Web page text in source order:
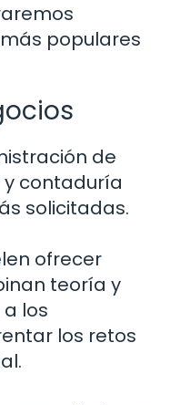
populares
de
contaduría
solicitadas.
ofrecer
teoría y
los
los retos